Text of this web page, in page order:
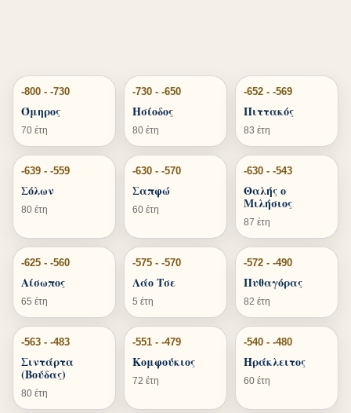
-800 - -730
Όμηρος
70 έτη
-730 - -650
Ησίοδος
80 έτη
-652 - -569
Πιττακός
83 έτη
-639 - -559
Σόλων
80 έτη
-630 - -570
Σαπφώ
60 έτη
-630 - -543
Θαλής ο
Μιλήσιος
87 έτη
-625 - -560
Αίσωπος
65 έτη
-575 - -570
Λάο Τσε
5 έτη
-572 - -490
Πυθαγόρας
82 έτη
-563 - -483
Σιντάρτα
(Βούδας)
80 έτη
-551 - -479
Κομφούκιος
72 έτη
-540 - -480
Ηράκλειτος
60 έτη